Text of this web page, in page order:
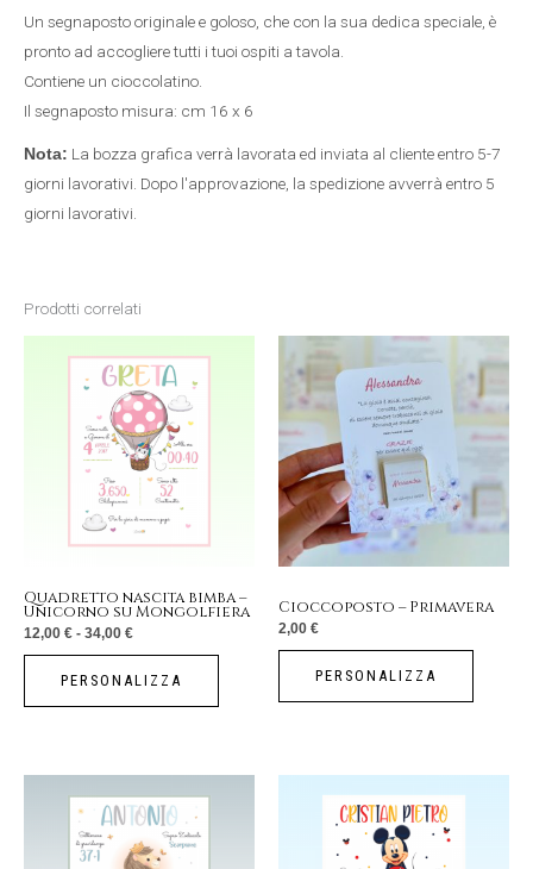
Un segnaposto originale e goloso, che con la sua dedica speciale, è
pronto ad accogliere tutti i tuoi ospiti a tavola.
Contiene un cioccolatino.
Il segnaposto misura: cm 16 x 6
Nota: La bozza grafica verrà lavorata ed inviata al cliente entro 5-7
giorni lavorativi. Dopo l'approvazione, la spedizione avverrà entro 5
giorni lavorativi.
Prodotti correlati
Quadretto nascita bimba –
Unicorno su Mongolfiera
12,00 € - 34,00 €
Fascia
di
prezzo:
da
12,00 €
a
34,00 €
PERSONALIZZA
scelte
del
Cioccoposto – Primavera
2,00 €
PERSONALIZZA
Fascia
prezzo:
da
12,00 €
a
34,00 €
Fascia
di
prezzo:
da
12,00 €
a
34,00 €